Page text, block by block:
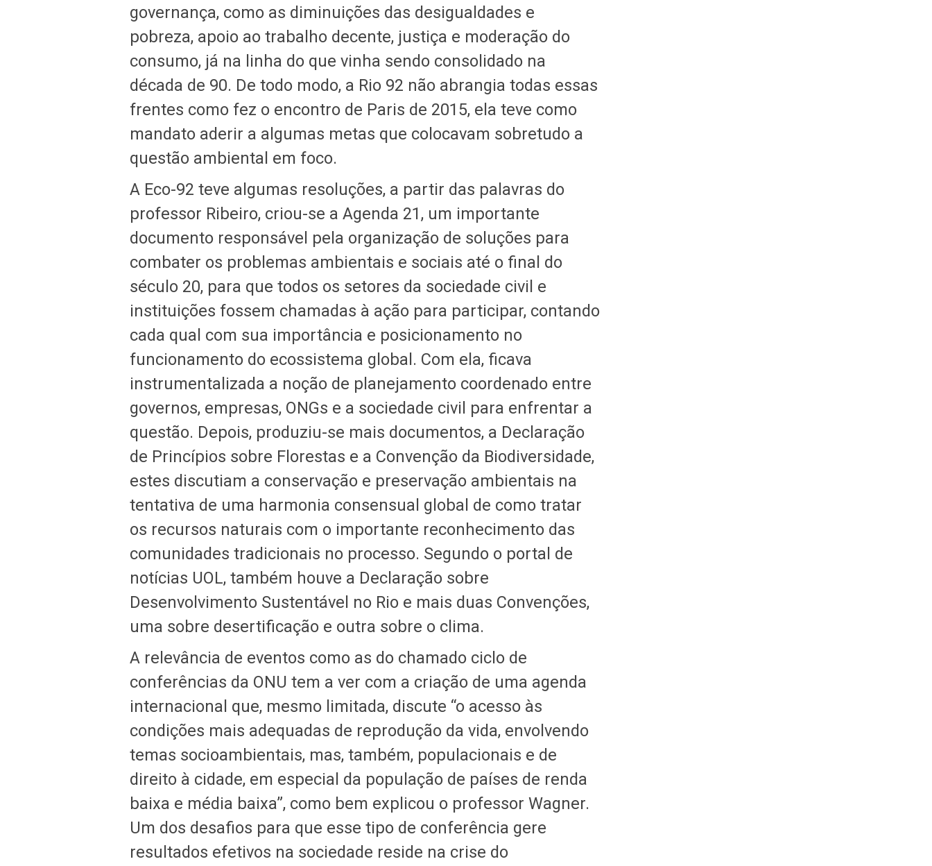
governança, como as diminuições das desigualdades e
pobreza, apoio ao trabalho decente, justiça e moderação do
consumo, já na linha do que vinha sendo consolidado na
década de 90. De todo modo, a Rio 92 não abrangia todas essas
frentes como fez o encontro de Paris de 2015, ela teve como
mandato aderir a algumas metas que colocavam sobretudo a
questão ambiental em foco.
A Eco-92 teve algumas resoluções, a partir das palavras do
professor Ribeiro, criou-se a Agenda 21, um importante
documento responsável pela organização de soluções para
combater os problemas ambientais e sociais até o final do
século 20, para que todos os setores da sociedade civil e
instituições fossem chamadas à ação para participar, contando
cada qual com sua importância e posicionamento no
funcionamento do ecossistema global. Com ela, ficava
instrumentalizada a noção de planejamento coordenado entre
governos, empresas, ONGs e a sociedade civil para enfrentar a
questão. Depois, produziu-se mais documentos, a Declaração
de Princípios sobre Florestas e a Convenção da Biodiversidade,
estes discutiam a conservação e preservação ambientais na
tentativa de uma harmonia consensual global de como tratar
os recursos naturais com o importante reconhecimento das
comunidades tradicionais no processo. Segundo o portal de
notícias UOL, também houve a Declaração sobre
Desenvolvimento Sustentável no Rio e mais duas Convenções,
uma sobre desertificação e outra sobre o clima.
A relevância de eventos como as do chamado ciclo de
conferências da ONU tem a ver com a criação de uma agenda
internacional que, mesmo limitada, discute “o acesso às
condições mais adequadas de reprodução da vida, envolvendo
temas socioambientais, mas, também, populacionais e de
direito à cidade, em especial da população de países de renda
baixa e média baixa”, como bem explicou o professor Wagner.
Um dos desafios para que esse tipo de conferência gere
resultados efetivos na sociedade reside na crise do